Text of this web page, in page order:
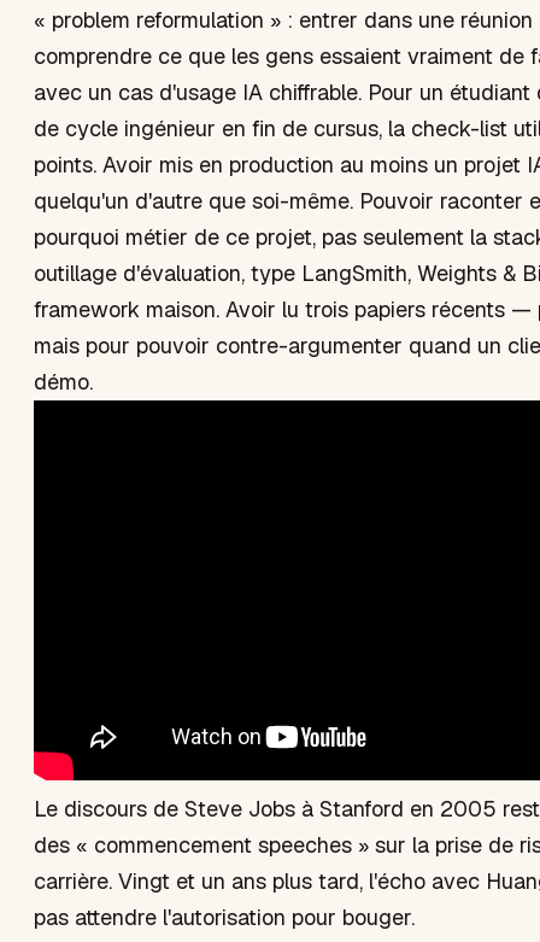
« problem reformulation » : entrer dans une réunion
comprendre ce que les gens essaient vraiment de
avec un cas d'usage IA chiffrable. Pour un
de cycle ingénieur en fin de cursus, la check-list
points. Avoir mis en production au moins un projet
quelqu'un d'autre que soi-même. Pouvoir raconter
pourquoi métier de ce projet, pas seulement la
outillage d'évaluation, type LangSmith, Weights &
framework maison. Avoir lu trois papiers récents —
mais pour pouvoir contre-argumenter quand un
démo.
Le discours de Steve Jobs à Stanford en 2005
des « commencement speeches » sur la prise de
carrière. Vingt et un ans plus tard, l'écho avec
pas attendre l'autorisation pour bouger.